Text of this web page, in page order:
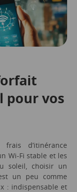
pour vos
d’itinérance
Wi-Fi stable et les
soleil, choisir un
un peu comme
: indispensable et